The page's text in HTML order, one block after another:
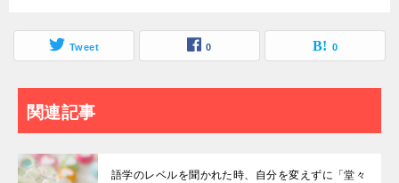
Tweet 0 0
関連記事
語学のレベルを聞かれた時、自分を変えずに「堂々